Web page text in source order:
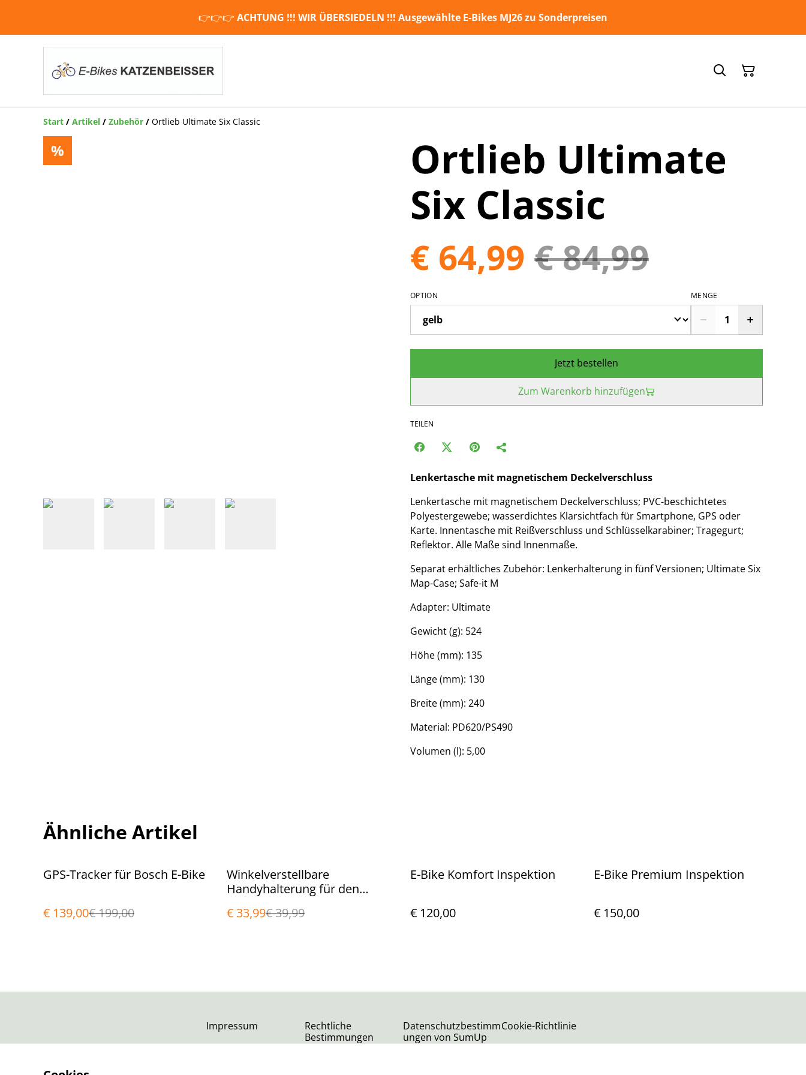
👉👉👉 ACHTUNG !!! WIR ÜBERSIEDELN !!! Ausgewählte E-Bikes MJ26 zu Sonderpreisen
Start / Artikel / Zubehör / Ortlieb Ultimate Six Classic
%
Ortlieb Ultimate
Six Classic
€ 64,99 € 84,99
OPTION MENGE
Jetzt bestellen
Zum Warenkorb hinzufügen
TEILEN
Lenkertasche mit magnetischem Deckelverschluss
Lenkertasche mit magnetischem Deckelverschluss; PVC-beschichtetes
Polyestergewebe; wasserdichtes Klarsichtfach für Smartphone, GPS oder
Karte. Innentasche mit Reißverschluss und Schlüsselkarabiner; Tragegurt;
Reflektor. Alle Maße sind Innenmaße.
Separat erhältliches Zubehör: Lenkerhalterung in fünf Versionen; Ultimate Six
Map-Case; Safe-it M
Adapter: Ultimate
Gewicht (g): 524
Höhe (mm): 135
Länge (mm): 130
Breite (mm): 240
Material: PD620/PS490
Volumen (l): 5,00
Ähnliche Artikel
%
GPS-Tracker für Bosch E-Bike
€ 139,00€ 199,00
%
Winkelverstellbare
Handyhalterung für den
€ 33,99€ 39,99
E-Bike Komfort Inspektion
€ 120,00
E-Bike Premium Inspektion
€ 150,00
Impressum
Rechtliche
Bestimmungen
Datenschutzbestimm
ungen von SumUp
Cookie-Richtlinie